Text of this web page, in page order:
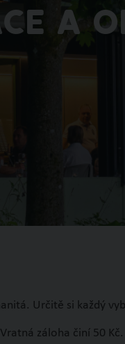
A
Určitě si každý
záloha činí 50